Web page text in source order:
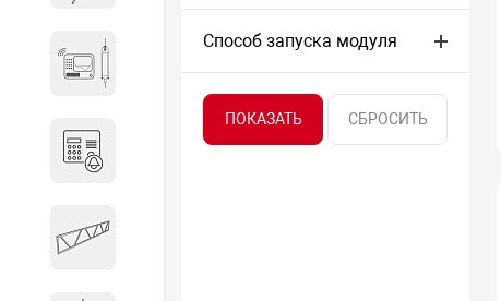
Гидроакустическое
оборудование
Домофоны
Способ запуска модуля